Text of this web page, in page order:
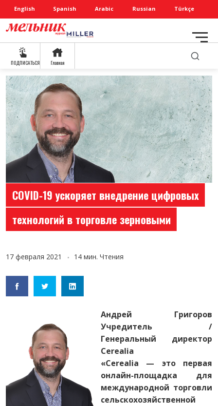
English Spanish Arabic Russian Türkçe
ПОДПИСАТЬСЯ Главная
COVID-19 ускоряет внедрение цифровых
технологий в торговле зерновыми
17 февраля 2021 14 мин. Чтения
Андрей Григоров
Учредитель /
Генеральный директор
Cerealia
«Cerealia — это первая
онлайн-площадка для
международной торговли
сельскохозяйственной